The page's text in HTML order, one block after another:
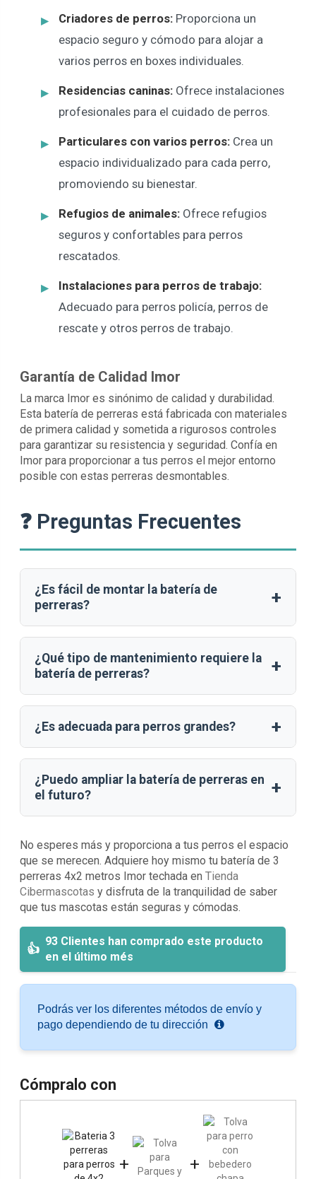
Criadores de perros:Proporciona un
espacio seguro y cómodo para alojar a
varios perros en boxes individuales.
Residencias caninas:Ofrece instalaciones
profesionales para el cuidado de perros.
Particulares con varios perros:Crea un
espacio individualizado para cada perro,
promoviendo su bienestar.
Refugios de animales:Ofrece refugios
seguros y confortables para perros
rescatados.
Instalaciones para perros de trabajo:
Adecuado para perros policía, perros de
rescate y otros perros de trabajo.
Garantía de Calidad Imor
La marca Imor es sinónimo de calidad y durabilidad.
Esta batería de perreras está fabricada con materiales
de primera calidad y sometida a rigurosos controles
para garantizar su resistencia y seguridad. Confía en
Imor para proporcionar a tus perros el mejor entorno
posible con estas perreras desmontables.
❓ Preguntas Frecuentes
¿Es fácil de montar la batería de
perreras?
+
¿Qué tipo de mantenimiento requiere la
batería de perreras?
+
¿Es adecuada para perros grandes? +
¿Puedo ampliar la batería de perreras en
el futuro?
+
No esperes más y proporciona a tus perros el espacio
que se merecen. Adquiere hoy mismo tu batería de 3
perreras 4x2 metros Imor techada en Tienda
Cibermascotas y disfruta de la tranquilidad de saber
que tus mascotas están seguras y cómodas.
93 Clientes han comprado este producto
en el último més
Podrás ver los diferentes métodos de envío y
pago dependiendo de tu dirección
Cómpralo con
+ +